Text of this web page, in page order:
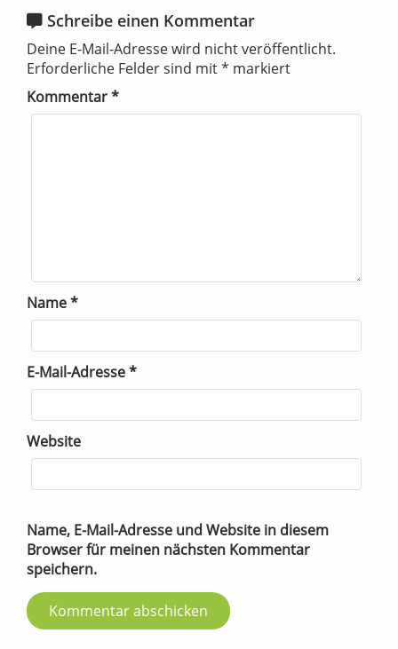
Schreibe einen Kommentar
Deine E-Mail-Adresse wird nicht veröffentlicht.
Erforderliche Felder sind mit* markiert
Kommentar*
Name*
E-Mail-Adresse*
Website
Name, E-Mail-Adresse und Website in diesem
Browser für meinen nächsten Kommentar
speichern.